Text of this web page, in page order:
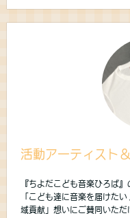
活動アーティスト
『ちよだこども音楽ひろば』
「こども達に音楽を届けた
域貢献」想いにご賛同いただ